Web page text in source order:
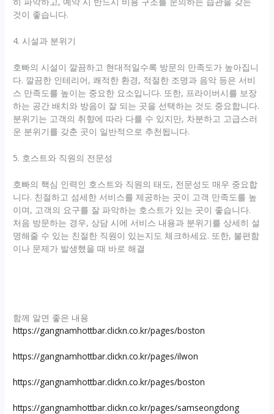
것이 좋습니다.
4. 시설과 분위기
호빠의 시설이 깔끔하고 현대적일수록 방문의 만족도가 높아집니
다. 깔끔한 인테리어, 쾌적한 환경, 적절한 조명과 음악 등은 서비
스 만족도를 높이는 중요한 요소입니다. 또한, 프라이버시를 보장
하는 공간 배치와 방음이 잘 되는 곳을 선택하는 것도 중요합니다.
분위기는 고객의 취향에 따라 다를 수 있지만, 차분하고 고급스러
운 분위기를 갖춘 곳이 일반적으로 추천됩니다.
5. 호스트와 직원의 전문성
호빠의 핵심 인력인 호스트와 직원의 태도, 전문성도 매우 중요합
니다. 친절하고 섬세한 서비스를 제공하는 곳이 고객 만족도를 높
이며, 고객의 요구를 잘 파악하는 호스트가 있는 곳이 좋습니다.
처음 방문하는 경우, 상담 시에 서비스 내용과 분위기를 상세히 설
명해줄 수 있는 친절한 직원이 있는지도 체크하세요. 또한, 불편함
이나 문제가 발생했을 때 바로 해결
함께 알면 좋은 내용
https://gangnamhottbar.clickn.co.kr/pages/boston
https://gangnamhottbar.clickn.co.kr/pages/ilwon
https://gangnamhottbar.clickn.co.kr/pages/boston
https://gangnamhottbar.clickn.co.kr/pages/samseongdong